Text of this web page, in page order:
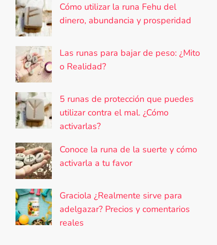
Cómo utilizar la runa Fehu del
dinero, abundancia y prosperidad
Las runas para bajar de peso: ¿Mito
o Realidad?
5 runas de protección que puedes
utilizar contra el mal. ¿Cómo
activarlas?
Conoce la runa de la suerte y cómo
activarla a tu favor
Graciola ¿Realmente sirve para
adelgazar? Precios y comentarios
reales